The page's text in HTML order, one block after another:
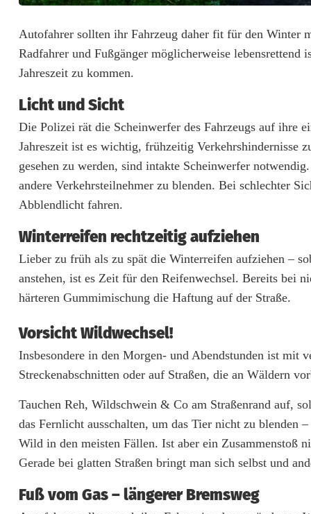
r
d
e
n
-
i
e
d
u
n
l
e
a
h
e
Autofahrer sollten ihr Fahrzeug daher fit für den Winter
Radfahrer und Fußgänger möglicherweise
Jahreszeit zu kommen.
Licht und Sicht
Die Polizei rät die Scheinwerfer des Fahrzeugs auf ihre
Jahreszeit ist es wichtig, frühzeitig Verkehrshindernisse
gesehen zu werden, sind intakte Scheinwerfer
andere Verkehrsteilnehmer zu blenden. Bei schlechter
Abblendlicht fahren.
Winterreifen rechtzeitig aufziehen
Lieber zu früh als zu spät die Winterreifen aufziehen –
anstehen, ist es Zeit für den Reifenwechsel. Bereits bei
härteren Gummimischung die Haftung auf der Straße.
Vorsicht Wildwechsel!
Insbesondere in den Morgen- und Abendstunden ist mit
Streckenabschnitten oder auf Straßen, die an Wäldern
Tauchen Reh, Wildschwein & Co am Straßenrand auf,
das Fernlicht ausschalten, um das Tier nicht zu blenden
Wild in den meisten Fällen. Ist aber ein Zusammenstoß
Gerade bei glatten Straßen bringt man sich selbst und
Fuß vom Gas – längerer Bremsweg